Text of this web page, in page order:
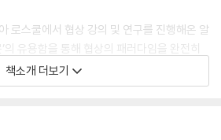
로스쿨에서 협상 강의 및 연구를 진행해온 알
의 유용함을 통해 협상의 패러다임을 완전히
각하는 질문 다섯 가지, 협상 과정에서 상대방
구성된 전략이 승리를 가져다줄 뿐 아니라
한 두려움을 일으킨다는 점을 숨기지 않는
책소개 더보기